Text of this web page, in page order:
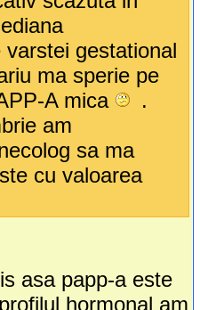
gestational
ma sperie pe
A mica
.
am
sa ma
cu valoarea
asa papp-a este
hormonal am